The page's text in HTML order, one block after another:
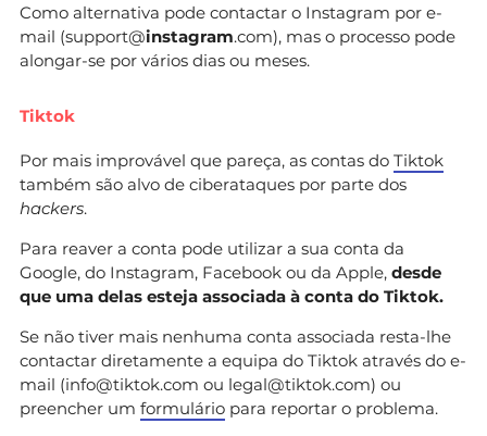
Como alternativa pode contactar o Instagram por e-
mail (support@instagram.com), mas o processo pode
alongar-se por vários dias ou meses.
Tiktok
Por mais improvável que pareça, as contas do Tiktok
também são alvo de ciberataques por parte dos
hackers.
Para reaver a conta pode utilizar a sua conta da
Google, do Instagram, Facebook ou da Apple, desde
que uma delas esteja associada à conta do Tiktok.
Se não tiver mais nenhuma conta associada resta-lhe
contactar diretamente a equipa do Tiktok através do e-
mail (info@tiktok.com ou legal@tiktok.com) ou
preencher um formulário para reportar o problema.